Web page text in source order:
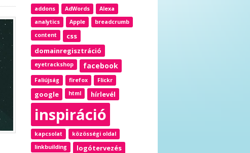
addons AdWords
Alexa
analytics
Apple
breadcrumb
content
css
domainregisztráció
eyetrackshop facebook
Faliújság firefox Flickr
google html hírlevél
inspiráció
kapcsolat
közösségi oldal
linkbuilding
logótervezés